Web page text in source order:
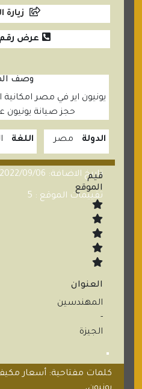
زيارة
عرض رقم
وصف
يونيون اير في مصر
حجز صيانة يونيون
الدولة مصر اللغة
تاريخ الاضافة: 2022/09/06
تقييمات الموقع : 5
قيم
الموقع
العنوان
المهندسين
-
الجيزة
كلمات مفتاحية: أسعار